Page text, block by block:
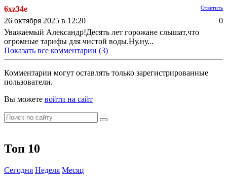
6xz34e
Ответить
0
26 октября 2025 в 12:20
Уважаемый Александр!Десять лет горожане слышат,что
огромные тарифы для чистой воды.Ну.ну...
Показать все комментарии (3)
Комментарии могут оставлять только зарегистрированные
пользователи.
Вы можете войти на сайт
Топ 10
Сегодня Неделя Месяц